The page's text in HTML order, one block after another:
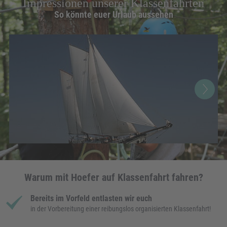
Impressionen unserer Klassenfahrten
So könnte euer Urlaub aussehen
Warum mit Hoefer auf Klassenfahrt fahren?
Bereits im Vorfeld entlasten wir euch
in der Vorbereitung einer reibungslos organisierten Klassenfahrt!